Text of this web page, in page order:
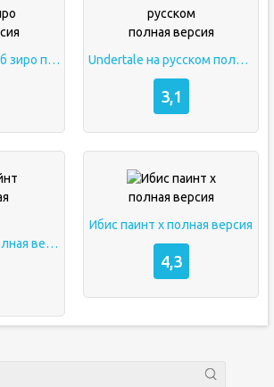
Геометрия даш саб зиро полная версия Undertale на русском полная версия
3,1
Ибис пейнт икс полная версия
Ибис паинт х полная версия
4,3